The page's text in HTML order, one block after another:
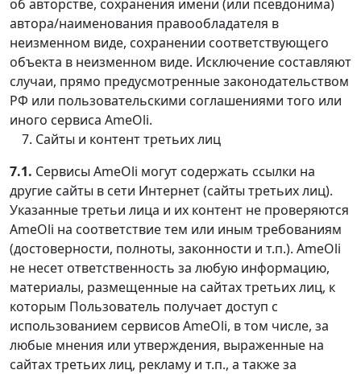
об авторстве, сохранения имени (или псевдонима)
автора/наименования правообладателя в
неизменном виде, сохранении соответствующего
объекта в неизменном виде. Исключение составляют
случаи, прямо предусмотренные законодательством
РФ или пользовательскими соглашениями того или
иного сервиса AmeOli.
Сайты и контент третьих лиц
7.1. Сервисы AmeOli могут содержать ссылки на
другие сайты в сети Интернет (сайты третьих лиц).
Указанные третьи лица и их контент не проверяются
AmeOli на соответствие тем или иным требованиям
(достоверности, полноты, законности и т.п.). AmeOli
не несет ответственность за любую информацию,
материалы, размещенные на сайтах третьих лиц, к
которым Пользователь получает доступ с
использованием сервисов AmeOli, в том числе, за
любые мнения или утверждения, выраженные на
сайтах третьих лиц, рекламу и т.п., а также за